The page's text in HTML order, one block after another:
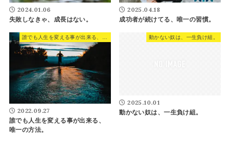
2024.01.06
失敗しなきゃ、成長はない。
2025.04.18
成功者が続けてる、唯一の習慣。
2022.09.27
誰でも人生を変える事が出来る、
唯一の方法。
動かない奴は、一生負け組。
2025.10.01
動かない奴は、一生負け組。